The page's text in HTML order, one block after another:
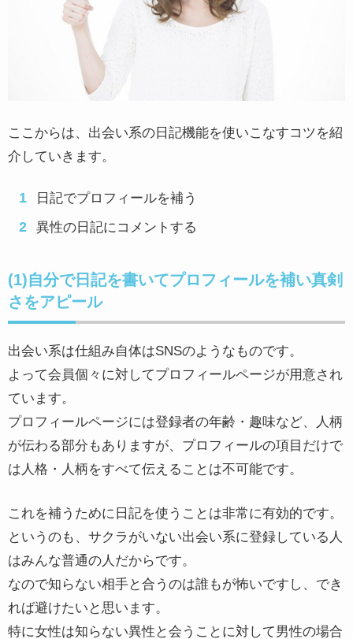
ここからは、出会い系の日記機能を使いこなすコツを紹
介していきます。
日記でプロフィールを補う
異性の日記にコメントする
(1)自分で日記を書いてプロフィールを補い真剣
さをアピール
出会い系は仕組み自体はSNSのようなものです。
よって会員個々に対してプロフィールページが用意され
ています。
プロフィールページには登録者の年齢・趣味など、人柄
が伝わる部分もありますが、プロフィールの項目だけで
は人格・人柄をすべて伝えることは不可能です。
これを補うために日記を使うことは非常に有効的です。
というのも、サクラがいない出会い系に登録している人
はみんな普通の人だからです。
なので知らない相手と合うのは誰もが怖いですし、でき
れば避けたいと思います。
特に女性は知らない異性と会うことに対して男性の場合